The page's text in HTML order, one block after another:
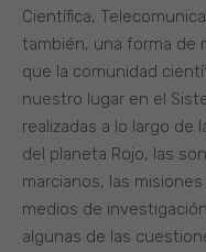
Científica,
también, una forma de
que la comunidad
nuestro lugar en el
realizadas a lo largo de
del planeta Rojo, las
marcianos, las
medios de
algunas de las